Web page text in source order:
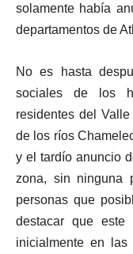
solamente había
departamentos de
No es hasta
sociales de los
residentes del
de los ríos
y el tardío anuncio
zona, sin ninguna
personas que
destacar que este
inicialmente en